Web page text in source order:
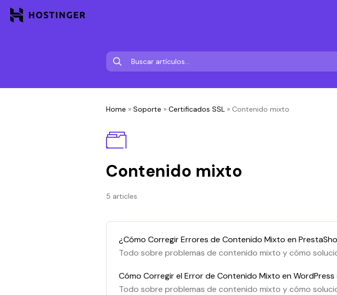
Home » Soporte » Certificados SSL » Contenido mixto
Contenido mixto
5 articles
¿Cómo Corregir Errores de Contenido Mixto en
Todo sobre problemas de contenido mixto y cómo
Cómo Corregir el Error de Contenido Mixto en
Todo sobre problemas de contenido mixto y cómo